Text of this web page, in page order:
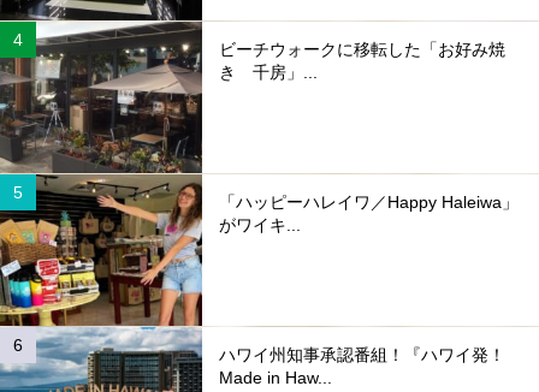
ビーチウォークに移転した「お好み焼
き 千房」...
「ハッピーハレイワ／Happy Haleiwa」
がワイキ...
ハワイ州知事承認番組！『ハワイ発！
Made in Haw...